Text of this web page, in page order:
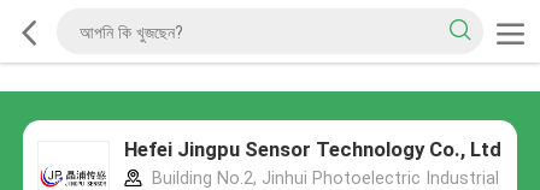
Hefei Jingpu Sensor Technology Co., Ltd
Building No.2, Jinhui Photoelectric Industrial